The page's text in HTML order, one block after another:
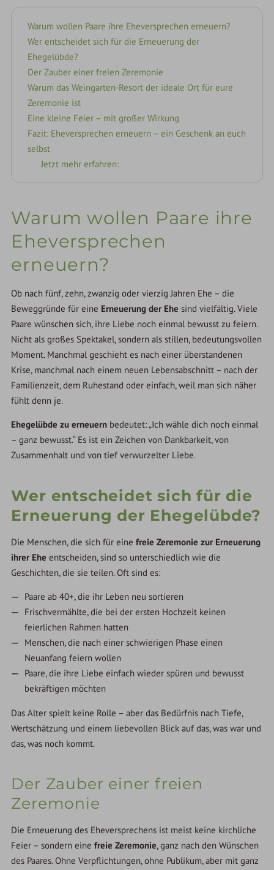
Warum wollen Paare ihre Eheversprechen erneuern?
Wer entscheidet sich für die Erneuerung der
Ehegelübde?
Der Zauber einer freien Zeremonie
Warum das Weingarten-Resort der ideale Ort für eure
Zeremonie ist
Eine kleine Feier – mit großer Wirkung
Fazit: Eheversprechen erneuern – ein Geschenk an euch
selbst
Jetzt mehr erfahren:
Warum wollen Paare ihre
Eheversprechen
erneuern?
Ob nach fünf, zehn, zwanzig oder vierzig Jahren Ehe – die
Beweggründe für eine Erneuerung der Ehe sind vielfältig. Viele
Paare wünschen sich, ihre Liebe noch einmal bewusst zu feiern.
Nicht als großes Spektakel, sondern als stillen, bedeutungsvollen
Moment. Manchmal geschieht es nach einer überstandenen
Krise, manchmal nach einem neuen Lebensabschnitt – nach der
Familienzeit, dem Ruhestand oder einfach, weil man sich näher
fühlt denn je.
Ehegelübde zu erneuern bedeutet: „Ich wähle dich noch einmal
– ganz bewusst.“ Es ist ein Zeichen von Dankbarkeit, von
Zusammenhalt und von tief verwurzelter Liebe.
Wer entscheidet sich für die
Erneuerung der Ehegelübde?
Die Menschen, die sich für einefreie Zeremonie zur Erneuerung
ihrer Ehe entscheiden, sind so unterschiedlich wie die
Geschichten, die sie teilen. Oft sind es:
Paare ab 40+, die ihr Leben neu sortieren
Frischvermählte, die bei der ersten Hochzeit keinen
feierlichen Rahmen hatten
Menschen, die nach einer schwierigen Phase einen
Neuanfang feiern wollen
Paare, die ihre Liebe einfach wieder spüren und bewusst
bekräftigen möchten
Das Alter spielt keine Rolle – aber das Bedürfnis nach Tiefe,
Wertschätzung und einem liebevollen Blick auf das, was war und
das, was noch kommt.
Der Zauber einer freien
Zeremonie
Die Erneuerung des Eheversprechens ist meist keine kirchliche
Feier – sondern einefreie Zeremonie, ganz nach den Wünschen
des Paares. Ohne Verpflichtungen, ohne Publikum, aber mit ganz